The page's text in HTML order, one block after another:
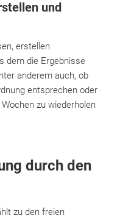
und
erstellen
dem die Ergebnisse
anderem auch, ob
entsprechen oder
zu wiederholen
durch den
zu den freien